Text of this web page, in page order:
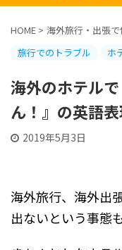
HOME > 海外旅行・出張
旅行でのトラブル
ホ
海外のホテル
ん！』の英語
2019年5月3日
海外旅行、海外出
出ないという事態